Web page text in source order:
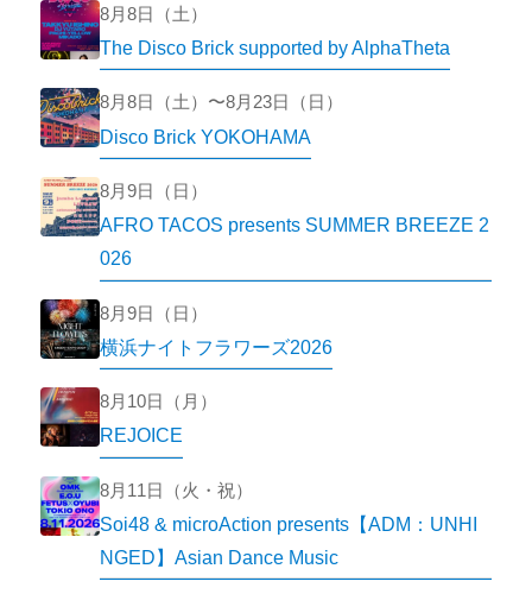
8月8日（土）
The Disco Brick supported by AlphaTheta
8月8日（土）〜8月23日（日）
Disco Brick YOKOHAMA
8月9日（日）
AFRO TACOS presents SUMMER BREEZE 2
026
8月9日（日）
横浜ナイトフラワーズ2026
8月10日（月）
REJOICE
8月11日（火・祝）
Soi48 & microAction presents【ADM：UNHI
NGED】Asian Dance Music